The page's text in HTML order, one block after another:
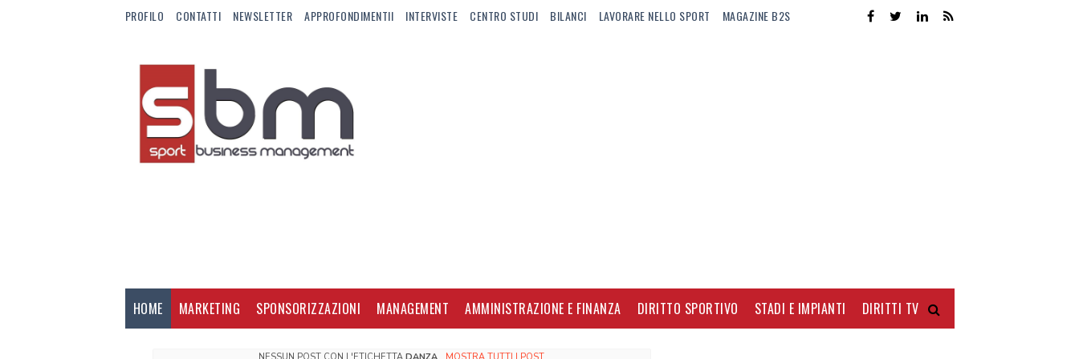
PROFILO CONTATTI NEWSLETTER APPROFONDIMENTII INTERVISTE CENTRO STUDI BILANCI LAVORARE NELLO SPORT MAGAZINE B2S
HOME MARKETING SPONSORIZZAZIONI MANAGEMENT AMMINISTRAZIONE E FINANZA DIRITTO SPORTIVO STADI E IMPIANTI DIRITTI TV